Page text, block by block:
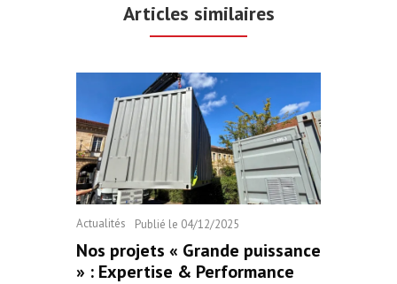
Articles similaires
Actualités Publié le 04/12/2025
Nos projets « Grande puissance
» : Expertise & Performance